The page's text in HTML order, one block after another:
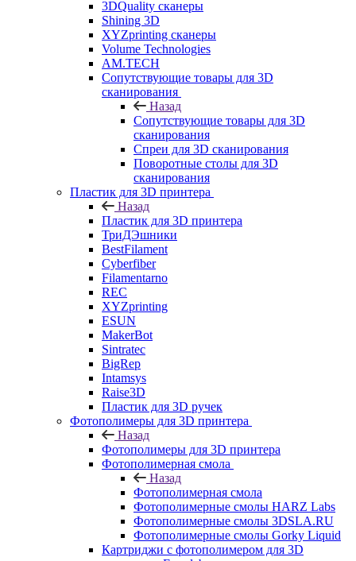
3DQuality сканеры
Shining 3D
XYZprinting сканеры
Volume Technologies
AM.TECH
Сопутствующие товары для 3D
сканирования
Назад
Сопутствующие товары для 3D
сканирования
Спреи для 3D сканирования
Поворотные столы для 3D
сканирования
Пластик для 3D принтера
Назад
Пластик для 3D принтера
ТриДЭшники
BestFilament
Cyberfiber
Filamentarno
REC
XYZprinting
ESUN
MakerBot
Sintratec
BigRep
Intamsys
Raise3D
Пластик для 3D ручек
Фотополимеры для 3D принтера
Назад
Фотополимеры для 3D принтера
Фотополимерная смола
Назад
Фотополимерная смола
Фотополимерные смолы HARZ Labs
Фотополимерные смолы 3DSLA.RU
Фотополимерные смолы Gorky Liquid
Картриджи с фотополимером для 3D